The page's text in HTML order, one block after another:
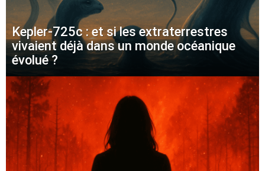
Kepler-725c : et si les extraterrestres
vivaient déjà dans un monde océanique
évolué ?